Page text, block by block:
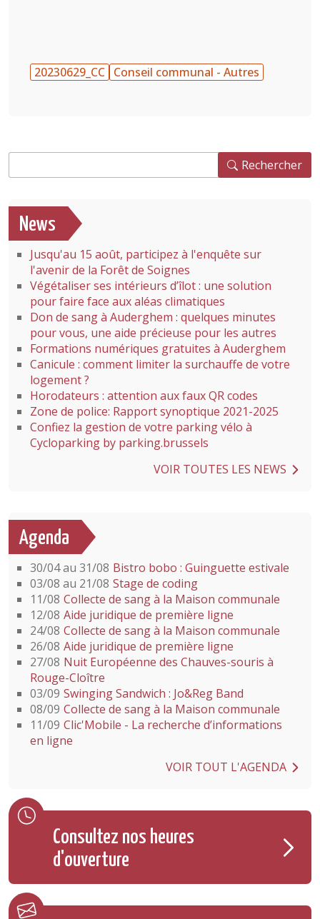
20230629_CC Conseil communal - Autres
Rechercher
News
Jusqu'au 15 août, participez à l'enquête sur
l'avenir de la Forêt de Soignes
Végétaliser ses intérieurs d’îlot : une solution
pour faire face aux aléas climatiques
Don de sang à Auderghem : quelques minutes
pour vous, une aide précieuse pour les autres
Formations numériques gratuites à Auderghem
Canicule : comment limiter la surchauffe de votre
logement ?
Horodateurs : attention aux faux QR codes
Zone de police: Rapport synoptique 2021-2025
Confiez la gestion de votre parking vélo à
Cycloparking by parking.brussels
VOIR TOUTES LES NEWS
Agenda
30/04 au 31/08 Bistro bobo : Guinguette estivale
03/08 au 21/08 Stage de coding
11/08 Collecte de sang à la Maison communale
12/08 Aide juridique de première ligne
24/08 Collecte de sang à la Maison communale
26/08 Aide juridique de première ligne
27/08 Nuit Européenne des Chauves-souris à
Rouge-Cloître
03/09 Swinging Sandwich : Jo&Reg Band
08/09 Collecte de sang à la Maison communale
11/09 Clic'Mobile - La recherche d’informations
en ligne
VOIR TOUT L'AGENDA
Consultez nos heures
d'ouverture